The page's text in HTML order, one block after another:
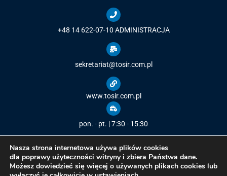
+48 14 622-07-10 ADMINISTRACJA
sekretariat@tosir.com.pl
www.tosir.com.pl
pon. - pt. | 7:30 - 15:30
Copyright © 2021Tarnowski Ośrodek Sportu i Rekreacji
Nasza strona internetowa używa plików cookies
dla poprawy użyteczności witryny i zbiera Państwa dane.
Możesz dowiedzieć się więcej o używanych plikach cookies lub